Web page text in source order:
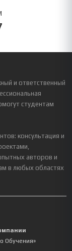
и ответственный
студентам
консультация и
авторов и
в любых областях
Обучения»